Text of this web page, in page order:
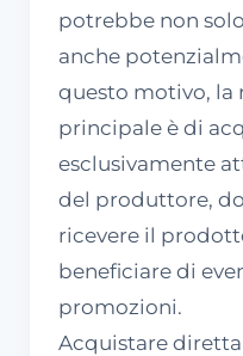
potrebbe non
anche
questo motivo, la
principale è di
esclusivamente
del produttore,
ricevere il
beneficiare di
promozioni.
Acquistare